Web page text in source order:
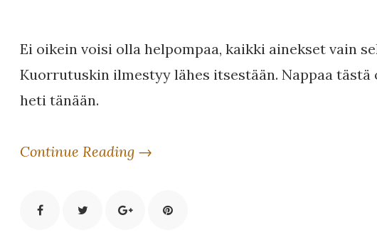
Ei oikein voisi olla helpompaa, kaikki ainekset vain
Kuorrutuskin ilmestyy lähes itsestään. Nappaa tästä
heti tänään.
Continue Reading →